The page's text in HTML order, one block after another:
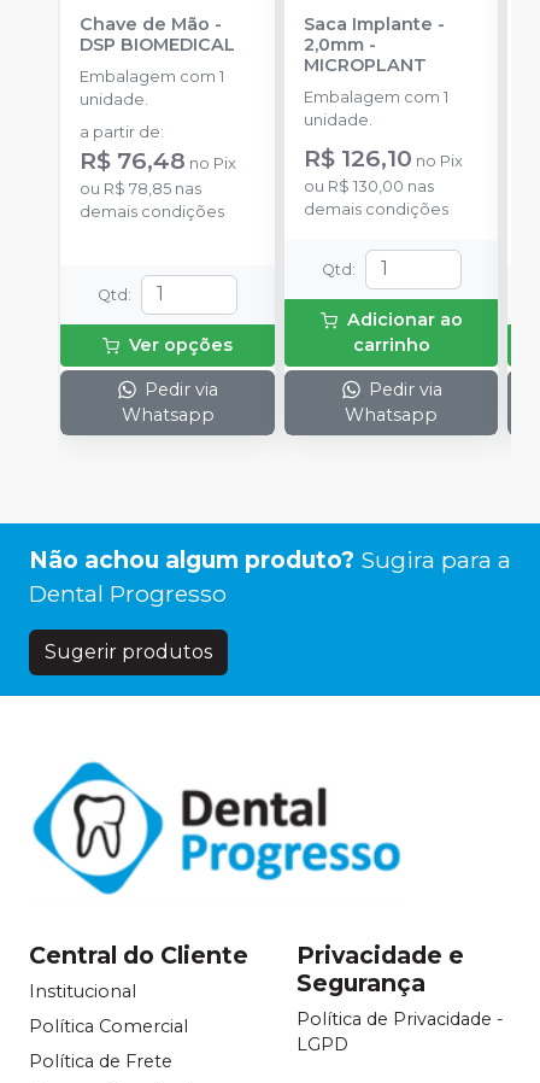
Chave de Mão -
DSP BIOMEDICAL
Embalagem com 1
unidade.
a partir de:
R$ 76,48 no Pix
ou R$ 78,85 nas
demais condições
Qtd :
Ver opções
Pedir via
Whatsapp
Saca Implante -
2,0mm-
MICROPLANT
Embalagem com 1
unidade.
R$ 126,10 no Pix
ou R$ 130,00 nas
demais condições
Qtd :
Adicionar ao
carrinho
Pedir via
Whatsapp
Não achou algum produto? Sugira para a
Dental Progresso
Sugerir produtos
Central do Cliente
Institucional
Política Comercial
Política de Frete
Privacidade e
Segurança
Política de Privacidade -
LGPD